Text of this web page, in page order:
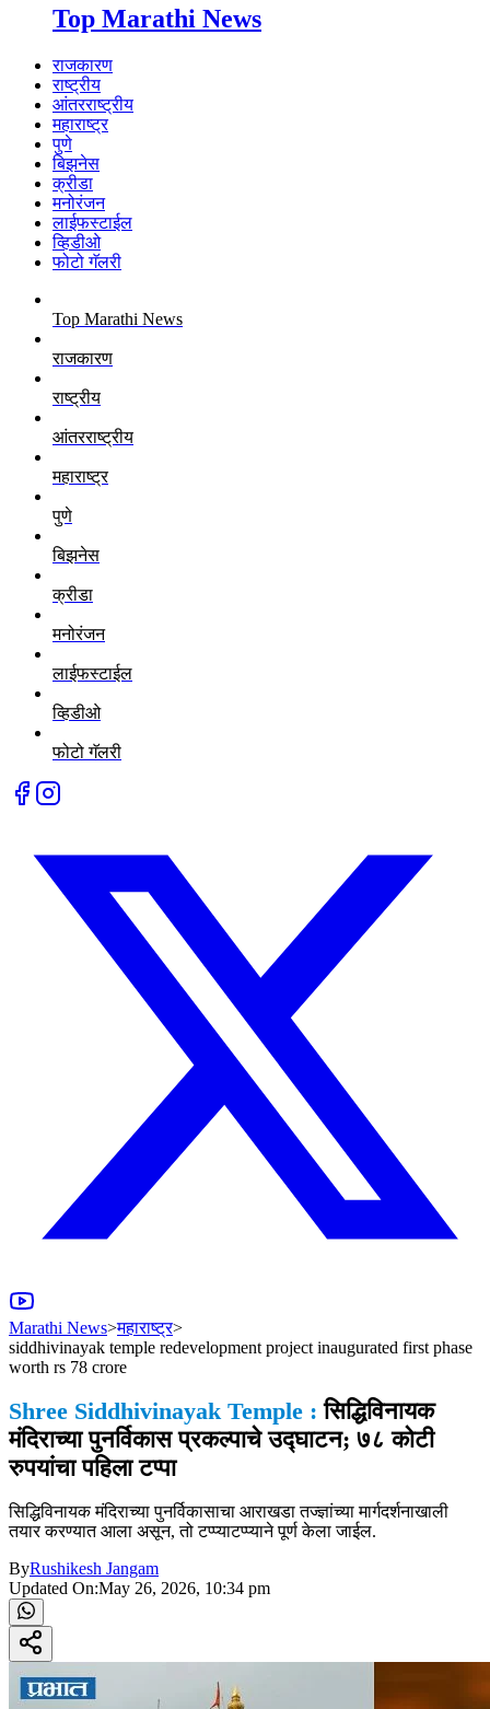
Top Marathi News
राजकारण
राष्ट्रीय
आंतरराष्ट्रीय
महाराष्ट्र
पुणे
बिझनेस
क्रीडा
मनोरंजन
लाईफस्टाईल
व्हिडीओ
फोटो गॅलरी
Top Marathi News
राजकारण
राष्ट्रीय
आंतरराष्ट्रीय
महाराष्ट्र
पुणे
बिझनेस
क्रीडा
मनोरंजन
लाईफस्टाईल
व्हिडीओ
फोटो गॅलरी
Marathi News>महाराष्ट्र>
siddhivinayak temple redevelopment project inaugurated first phase
worth rs 78 crore
Shree Siddhivinayak Temple : सिद्धिविनायक
मंदिराच्या पुनर्विकास प्रकल्पाचे उद्घाटन; ७८ कोटी
रुपयांचा पहिला टप्पा
सिद्धिविनायक मंदिराच्या पुनर्विकासाचा आराखडा तज्ज्ञांच्या मार्गदर्शनाखाली
तयार करण्यात आला असून, तो टप्प्याटप्प्याने पूर्ण केला जाईल.
ByRushikesh Jangam
Updated On:May 26, 2026, 10:34 pm